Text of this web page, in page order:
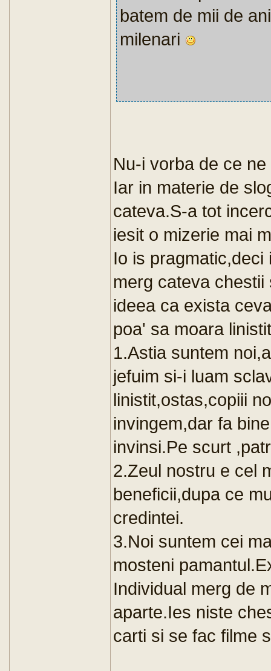
batem de mii de
milenari
Nu-i vorba de ce
Iar in materie de
cateva.S-a tot
iesit o mizerie mai
Io is
merg cateva
ideea ca exista
poa' sa moara
1.Astia suntem
jefuim si-i luam
linistit,ostas,copiii
invingem,dar fa
invinsi.Pe scurt
2.Zeul nostru e cel
beneficii,dupa ce
credintei.
3.Noi suntem cei
mosteni
Individual merg de
aparte.Ies niste
carti si se fac filme